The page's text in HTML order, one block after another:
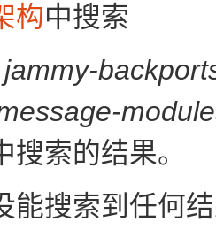
构中搜索
jammy-
索的结果。
能搜索到任何